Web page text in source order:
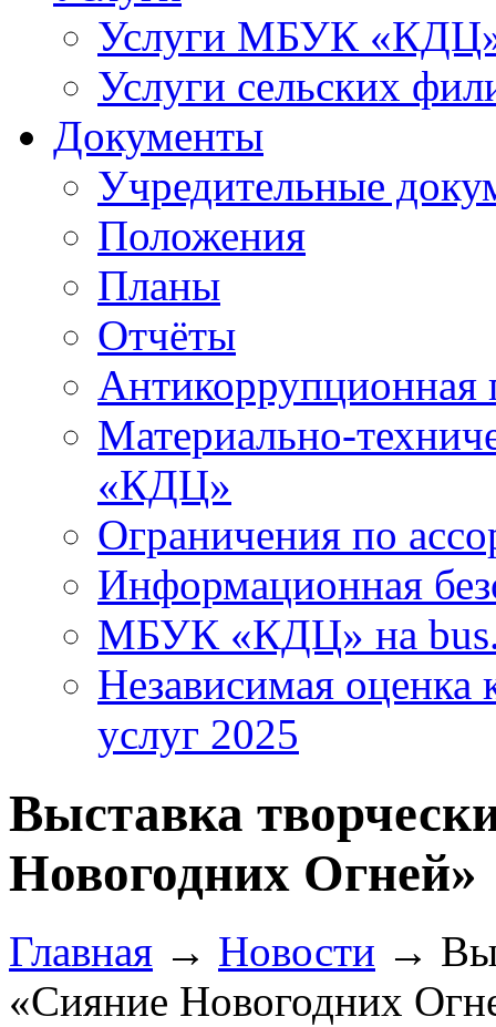
Услуги МБУК
Услуги сельских
Документы
Учредительные
Положения
Планы
Отчёты
Антикоррупционная
Материально-
«КДЦ»
Ограничения по
Информационная
МБУК «КДЦ» на
Независимая оценка
услуг 2025
Выставка
Новогодних Огней»
Главная → Новости →
«Сияние Новогодних